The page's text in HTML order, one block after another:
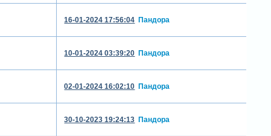
16-01-2024 17:56:04 Пандора
10-01-2024 03:39:20 Пандора
02-01-2024 16:02:10 Пандора
30-10-2023 19:24:13 Пандора